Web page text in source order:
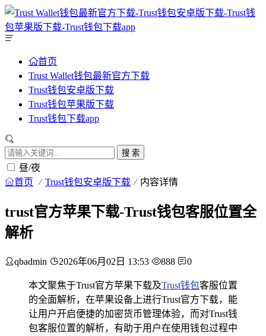
首页
Trust Wallet钱包最新官方下载
Trust钱包安卓版下载
Trust钱包苹果版下载
Trust钱包下载app
搜 索
昼/夜
首页 Trust钱包安卓版下载 内容详情
trust官方苹果下载-Trust钱包客服位置全
解析
qbadmin 2026年06月02日 13:53 888 0
本文聚焦于Trust官方苹果下载及Trust钱包客服位置
的全面解析，在苹果设备上进行Trust官方下载，能
让用户开启便捷的加密货币管理体验，而对Trust钱
包客服位置的解析，有助于用户在使用钱包过程中